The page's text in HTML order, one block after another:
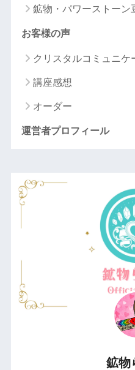
鉱物・パワーストーン
お客様の声
クリスタルコミュニケ
講座感想
オーダー
運営者プロフィール
鉱物